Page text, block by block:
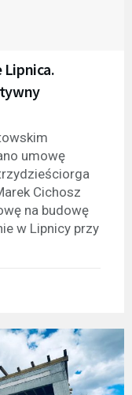
Lipnica.
umowę
Cichosz
na budowę
w Lipnicy przy